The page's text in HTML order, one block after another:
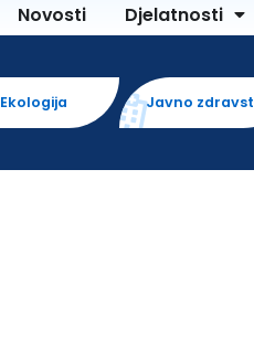
Novosti Djelatnosti
Ekologija Javno